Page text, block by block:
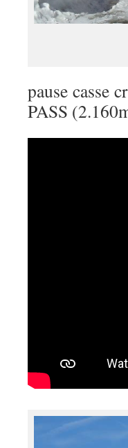
pause casse
PASS